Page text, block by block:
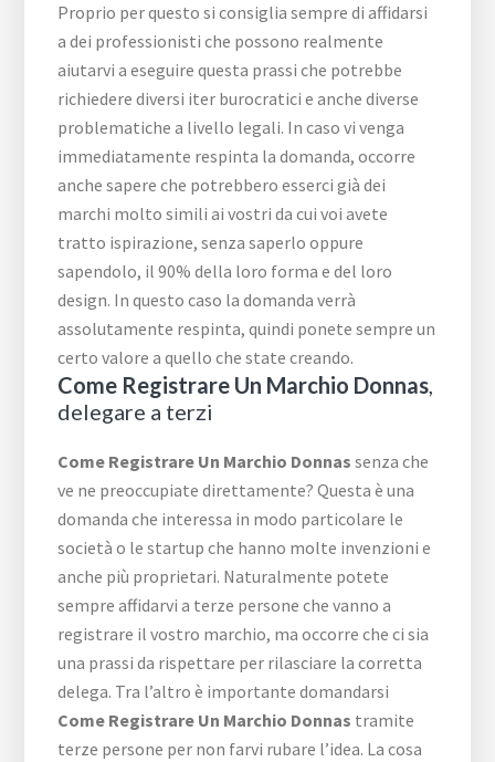
Proprio per questo si consiglia sempre di affidarsi
a dei professionisti che possono realmente
aiutarvi a eseguire questa prassi che potrebbe
richiedere diversi iter burocratici e anche diverse
problematiche a livello legali. In caso vi venga
immediatamente respinta la domanda, occorre
anche sapere che potrebbero esserci già dei
marchi molto simili ai vostri da cui voi avete
tratto ispirazione, senza saperlo oppure
sapendolo, il 90% della loro forma e del loro
design. In questo caso la domanda verrà
assolutamente respinta, quindi ponete sempre un
certo valore a quello che state creando.
Come Registrare Un Marchio Donnas,
delegare a terzi
Come Registrare Un Marchio Donnas senza che
ve ne preoccupiate direttamente? Questa è una
domanda che interessa in modo particolare le
società o le startup che hanno molte invenzioni e
anche più proprietari. Naturalmente potete
sempre affidarvi a terze persone che vanno a
registrare il vostro marchio, ma occorre che ci sia
una prassi da rispettare per rilasciare la corretta
delega. Tra l’altro è importante domandarsi
Come Registrare Un Marchio Donnas tramite
terze persone per non farvi rubare l’idea. La cosa